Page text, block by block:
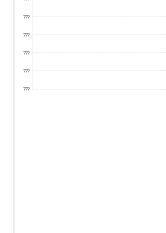
???
???
???
???
???